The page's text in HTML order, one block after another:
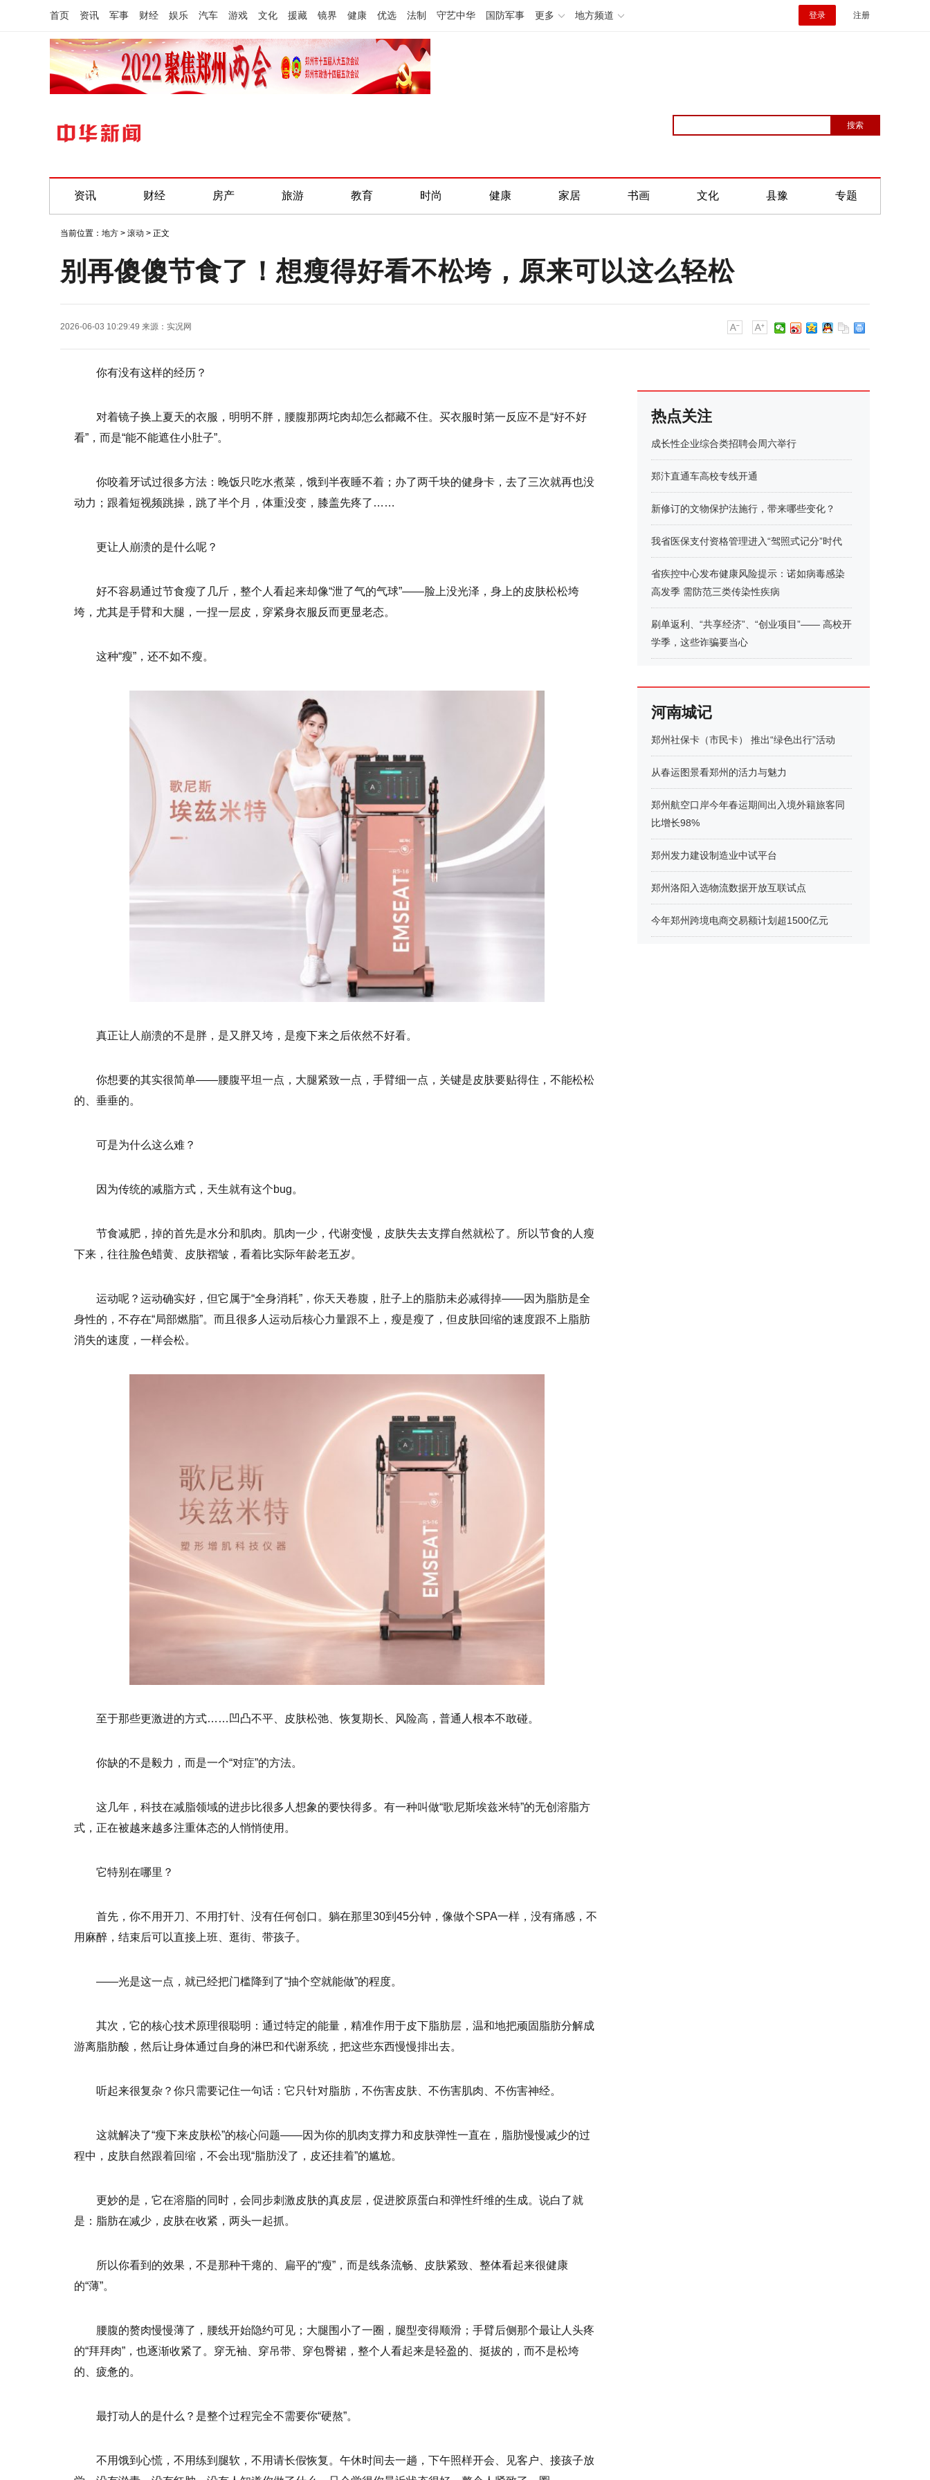
首页 资讯 军事 财经 娱乐 汽车 游戏 文化 援藏 镜界 健康 优选 法制 守艺中华 国防军事 更多 地方频道 登录 注册
资讯 财经 房产 旅游 教育 时尚 健康 家居 书画 文化 县豫 专题
当前位置： 地方 > 滚动 > 正文
别再傻傻节食了！想瘦得好看不松垮，原来可以这么轻松
2026-06-03 10:29:49 来源： 实况网
你有没有这样的经历？
对着镜子换上夏天的衣服，明明不胖，腰腹那两坨肉却怎么都藏不住。买衣服时第一反应不是“好不好
看”，而是“能不能遮住小肚子”。
你咬着牙试过很多方法：晚饭只吃水煮菜，饿到半夜睡不着；办了两千块的健身卡，去了三次就再也没
动力；跟着短视频跳操，跳了半个月，体重没变，膝盖先疼了……
更让人崩溃的是什么呢？
好不容易通过节食瘦了几斤，整个人看起来却像“泄了气的气球”——脸上没光泽，身上的皮肤松松垮
垮，尤其是手臂和大腿，一捏一层皮，穿紧身衣服反而更显老态。
这种“瘦”，还不如不瘦。
真正让人崩溃的不是胖，是又胖又垮，是瘦下来之后依然不好看。
你想要的其实很简单——腰腹平坦一点，大腿紧致一点，手臂细一点，关键是皮肤要贴得住，不能松松
的、垂垂的。
可是为什么这么难？
因为传统的减脂方式，天生就有这个bug。
节食减肥，掉的首先是水分和肌肉。肌肉一少，代谢变慢，皮肤失去支撑自然就松了。所以节食的人瘦
下来，往往脸色蜡黄、皮肤褶皱，看着比实际年龄老五岁。
运动呢？运动确实好，但它属于“全身消耗”，你天天卷腹，肚子上的脂肪未必减得掉——因为脂肪是全
身性的，不存在“局部燃脂”。而且很多人运动后核心力量跟不上，瘦是瘦了，但皮肤回缩的速度跟不上脂肪
消失的速度，一样会松。
至于那些更激进的方式……凹凸不平、皮肤松弛、恢复期长、风险高，普通人根本不敢碰。
你缺的不是毅力，而是一个“对症”的方法。
这几年，科技在减脂领域的进步比很多人想象的要快得多。有一种叫做“歌尼斯埃兹米特”的无创溶脂方
式，正在被越来越多注重体态的人悄悄使用。
它特别在哪里？
首先，你不用开刀、不用打针、没有任何创口。躺在那里30到45分钟，像做个SPA一样，没有痛感，不
用麻醉，结束后可以直接上班、逛街、带孩子。
——光是这一点，就已经把门槛降到了“抽个空就能做”的程度。
其次，它的核心技术原理很聪明：通过特定的能量，精准作用于皮下脂肪层，温和地把顽固脂肪分解成
游离脂肪酸，然后让身体通过自身的淋巴和代谢系统，把这些东西慢慢排出去。
听起来很复杂？你只需要记住一句话：它只针对脂肪，不伤害皮肤、不伤害肌肉、不伤害神经。
这就解决了“瘦下来皮肤松”的核心问题——因为你的肌肉支撑力和皮肤弹性一直在，脂肪慢慢减少的过
程中，皮肤自然跟着回缩，不会出现“脂肪没了，皮还挂着”的尴尬。
更妙的是，它在溶脂的同时，会同步刺激皮肤的真皮层，促进胶原蛋白和弹性纤维的生成。说白了就
是：脂肪在减少，皮肤在收紧，两头一起抓。
所以你看到的效果，不是那种干瘪的、扁平的“瘦”，而是线条流畅、皮肤紧致、整体看起来很健康
的“薄”。
腰腹的赘肉慢慢薄了，腰线开始隐约可见；大腿围小了一圈，腿型变得顺滑；手臂后侧那个最让人头疼
的“拜拜肉”，也逐渐收紧了。穿无袖、穿吊带、穿包臀裙，整个人看起来是轻盈的、挺拔的，而不是松垮
的、疲惫的。
最打动人的是什么？是整个过程完全不需要你“硬熬”。
不用饿到心慌，不用练到腿软，不用请长假恢复。午休时间去一趟，下午照样开会、见客户、接孩子放
热点关注
成长性企业综合类招聘会周六举行
郑汴直通车高校专线开通
新修订的文物保护法施行，带来哪些变化？
我省医保支付资格管理进入“驾照式记分”时代
省疾控中心发布健康风险提示：诺如病毒感染
高发季 需防范三类传染性疾病
刷单返利、“共享经济”、“创业项目”—— 高校开
学季，这些诈骗要当心
河南城记
郑州社保卡（市民卡） 推出“绿色出行”活动
从春运图景看郑州的活力与魅力
郑州航空口岸今年春运期间出入境外籍旅客同
比增长98%
郑州发力建设制造业中试平台
郑州洛阳入选物流数据开放互联试点
今年郑州跨境电商交易额计划超1500亿元